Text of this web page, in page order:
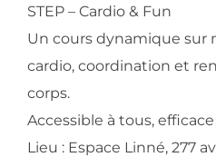
STEP – Cardio & Fun
Un cours dynamique sur
cardio, coordination et
corps.
Accessible à tous,
Lieu : Espace Linné, 277